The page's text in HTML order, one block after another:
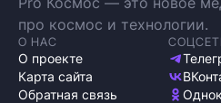
про космос и технологии.
О НАС
О проекте
Карта сайта
Обратная связь